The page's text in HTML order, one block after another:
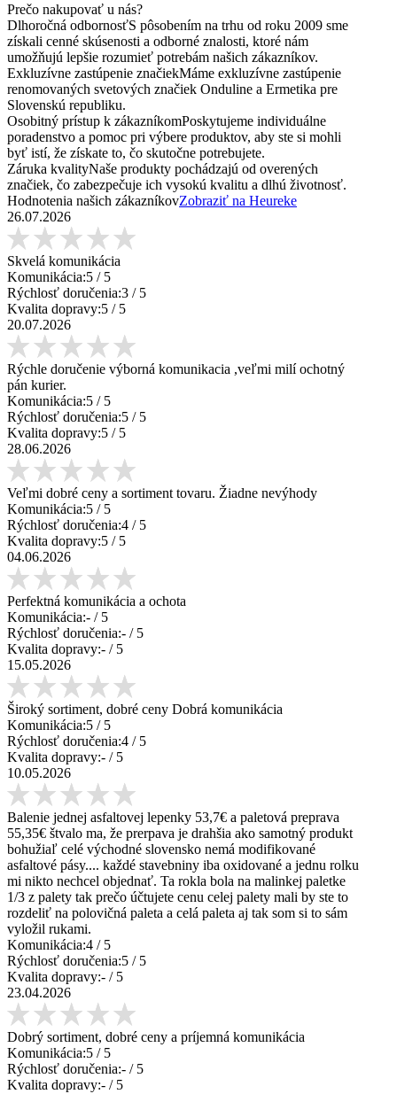
Prečo nakupovať u nás?
Dlhoročná odbornosťS pôsobením na trhu od roku 2009 sme
získali cenné skúsenosti a odborné znalosti, ktoré nám
umožňujú lepšie rozumieť potrebám našich zákazníkov.
Exkluzívne zastúpenie značiekMáme exkluzívne zastúpenie
renomovaných svetových značiek Onduline a Ermetika pre
Slovenskú republiku.
Osobitný prístup k zákazníkomPoskytujeme individuálne
poradenstvo a pomoc pri výbere produktov, aby ste si mohli
byť istí, že získate to, čo skutočne potrebujete.
Záruka kvalityNaše produkty pochádzajú od overených
značiek, čo zabezpečuje ich vysokú kvalitu a dlhú životnosť.
Hodnotenia našich zákazníkovZobraziť na Heureke
26.07.2026
Skvelá komunikácia
Komunikácia:5 / 5
Rýchlosť doručenia:3 / 5
Kvalita dopravy:5 / 5
20.07.2026
Rýchle doručenie výborná komunikacia ,veľmi milí ochotný
pán kurier.
Komunikácia:5 / 5
Rýchlosť doručenia:5 / 5
Kvalita dopravy:5 / 5
28.06.2026
Veľmi dobré ceny a sortiment tovaru. Žiadne nevýhody
Komunikácia:5 / 5
Rýchlosť doručenia:4 / 5
Kvalita dopravy:5 / 5
04.06.2026
Perfektná komunikácia a ochota
Komunikácia:- / 5
Rýchlosť doručenia:- / 5
Kvalita dopravy:- / 5
15.05.2026
Široký sortiment, dobré ceny Dobrá komunikácia
Komunikácia:5 / 5
Rýchlosť doručenia:4 / 5
Kvalita dopravy:- / 5
10.05.2026
Balenie jednej asfaltovej lepenky 53,7€ a paletová preprava
55,35€ štvalo ma, že prerpava je drahšia ako samotný produkt
bohužiaľ celé východné slovensko nemá modifikované
asfaltové pásy.... každé stavebniny iba oxidované a jednu rolku
mi nikto nechcel objednať. Ta rokla bola na malinkej paletke
1/3 z palety tak prečo účtujete cenu celej palety mali by ste to
rozdeliť na polovičná paleta a celá paleta aj tak som si to sám
vyložil rukami.
Komunikácia:4 / 5
Rýchlosť doručenia:5 / 5
Kvalita dopravy:- / 5
23.04.2026
Dobrý sortiment, dobré ceny a príjemná komunikácia
Komunikácia:5 / 5
Rýchlosť doručenia:- / 5
Kvalita dopravy:- / 5